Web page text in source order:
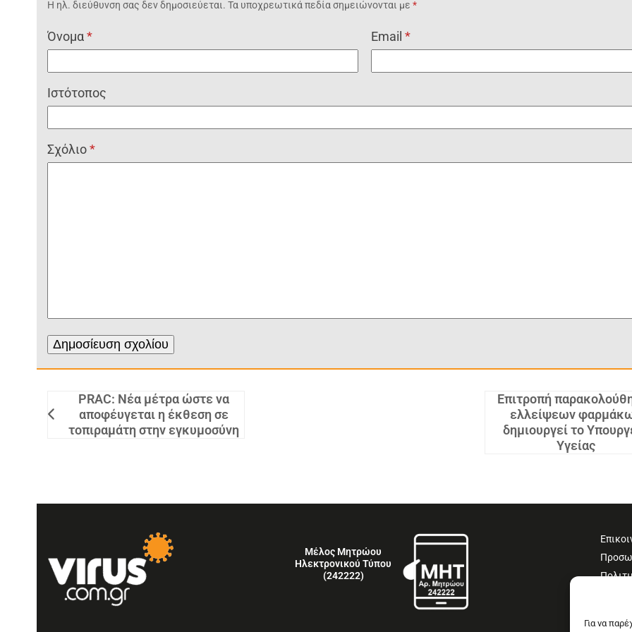
Για να
Η ηλ. διεύθυνση σας δεν δημοσιεύεται. Τα υποχρεωτικά πεδία σημειώνονται με*
Όνομα* Email*
Ιστότοπος
Σχόλιο*
PRAC: Νέα μέτρα ώστε να
αποφέυγεται η έκθεση σε
τοπιραμάτη στην εγκυμοσύνη
Επιτροπή
ελλείψεων
δημιουργεί το
Υγείας
Μέλος Μητρώου
Ηλεκτρονικού Τύπου
(242222)